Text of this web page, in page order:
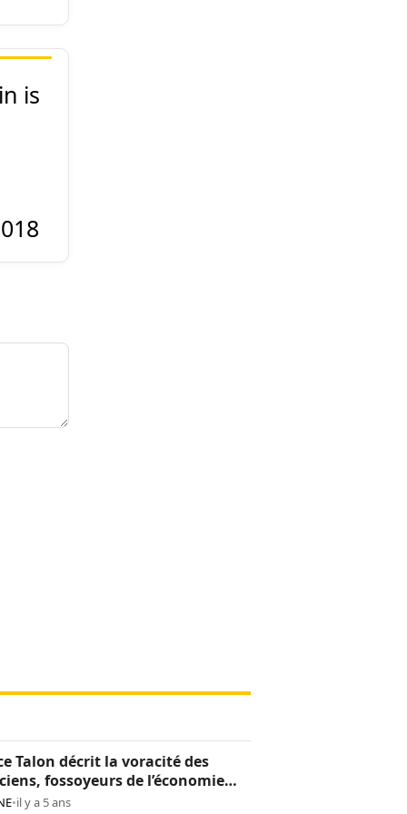
is
Talon décrit la voracité des
fossoyeurs de l’économie
•il y a 5 ans